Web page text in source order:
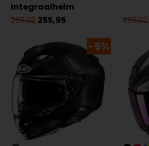
Integraalhelm
269,99 255,95 499,00
-5%